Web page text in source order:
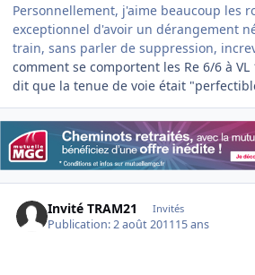
Personnellement, j'aime beaucoup les
exceptionnel d'avoir un dérangement
train, sans parler de suppression,
comment se comportent les Re 6/6 à VL
dit que la tenue de voie était
Invité TRAM21 Invités
Publication:2 août 201115 ans